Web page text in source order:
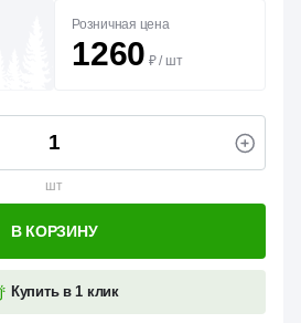
Розничная цена
1260 ₽/ шт
шт
Купить в 1 клик
В КОРЗИНУ